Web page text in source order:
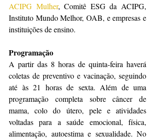
ACIPG Mulher, Comitê ESG da ACIPG,
Instituto Mundo Melhor, OAB, e empresas e
instituições de ensino.
Programação
A partir das 8 horas de quinta-feira haverá
coletas de preventivo e vacinação, seguindo
até às 21 horas de sexta. Além de uma
programação completa sobre câncer de
mama, colo do útero, pele e atividades
voltadas para a saúde emocional, física,
alimentação, autoestima e sexualidade. No